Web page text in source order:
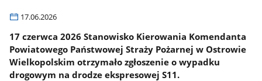
17.06.2026
17 czerwca 2026 Stanowisko Kierowania Komendanta
Powiatowego Państwowej Straży Pożarnej w Ostrowie
Wielkopolskim otrzymało zgłoszenie o wypadku
drogowym na drodze ekspresowej S11.